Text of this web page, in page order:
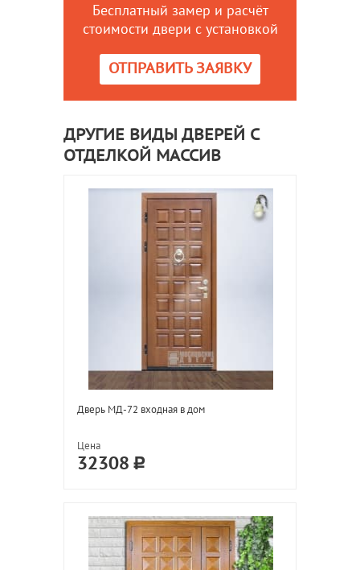
Бесплатный замер и расчёт
стоимости двери с установкой
ОТПРАВИТЬ ЗАЯВКУ
ДРУГИЕ ВИДЫ ДВЕРЕЙ С
ОТДЕЛКОЙ МАССИВ
Дверь МД-72 входная в дом
Цена
32308